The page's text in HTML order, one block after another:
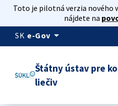
Toto je pilotná verzia nového
nájdete na
SK e-Gov arrow_drop_down
Štátny ústav pre
liečiv